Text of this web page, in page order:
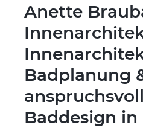
Anette
Badplanung
Baddesign